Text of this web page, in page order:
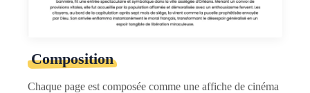
Composition
Chaque page est composée comme une affiche de cinéma